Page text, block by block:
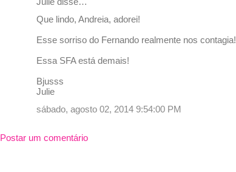
Que lindo, Andreia, adorei!
Esse sorriso do Fernando realmente nos contagia!
Essa SFA está demais!
Bjusss
Julie
sábado, agosto 02, 2014 9:54:00 PM
Postar um comentário